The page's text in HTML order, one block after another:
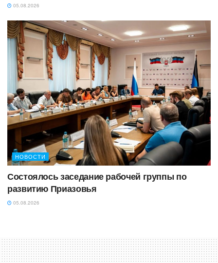
05.08.2026
НОВОСТИ
Состоялось заседание рабочей группы по
развитию Приазовья
05.08.2026